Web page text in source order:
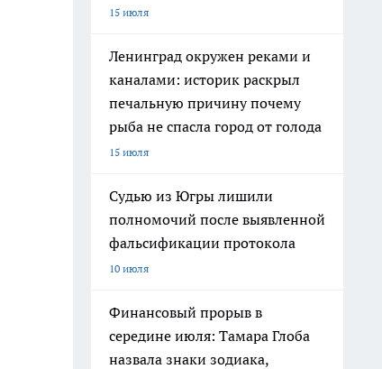
15 июля
Ленинград окружен реками и
каналами: историк раскрыл
печальную причину почему
рыба не спасла город от голода
15 июля
Судью из Югры лишили
полномочий после выявленной
фальсификации протокола
10 июля
Финансовый прорыв в
середине июля: Тамара Глоба
назвала знаки зодиака,